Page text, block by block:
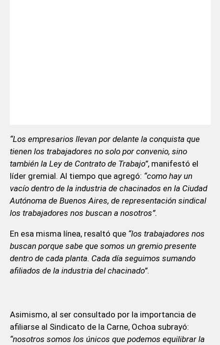
“Los empresarios llevan por delante la conquista que
tienen los trabajadores no solo por convenio, sino
también la Ley de Contrato de Trabajo”, manifestó el
líder gremial. Al tiempo que agregó: “como hay un
vacío dentro de la industria de chacinados en la Ciudad
Autónoma de Buenos Aires, de representación sindical
los trabajadores nos buscan a nosotros”.
En esa misma línea, resaltó que “los trabajadores nos
buscan porque sabe que somos un gremio presente
dentro de cada planta. Cada día seguimos sumando
afiliados de la industria del chacinado”.
Asimismo, al ser consultado por la importancia de
afiliarse al Sindicato de la Carne, Ochoa subrayó:
“nosotros somos los únicos que podemos equilibrar la